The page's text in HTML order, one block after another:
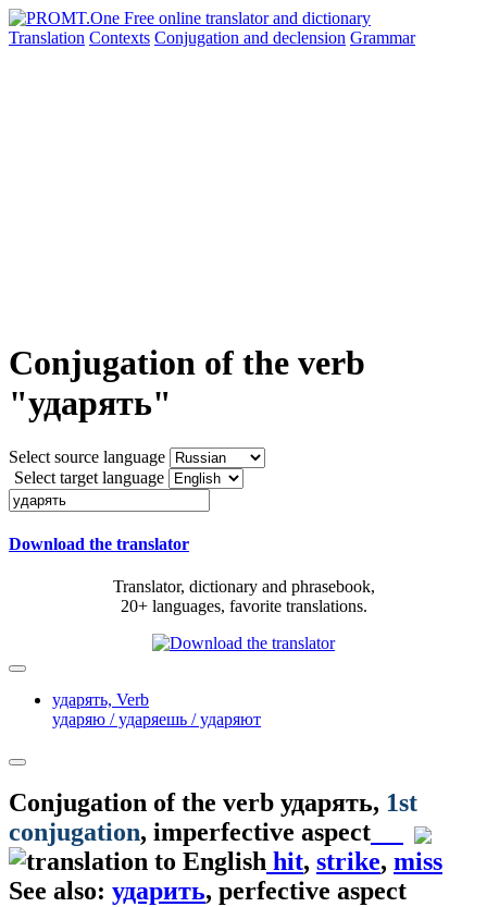
Translation Contexts Conjugation and declension Grammar
Conjugation of the verb
"ударять"
Select source language
Select target language
Download the translator
Translator, dictionary and phrasebook,
20+ languages, favorite translations.
ударять, Verb
ударяю / ударяешь / ударяют
Conjugation of the verb ударять, 1st
conjugation, imperfective aspect
hit, strike, miss
See also: ударить, perfective aspect